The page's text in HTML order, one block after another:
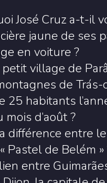
José Cruz a-t-il
jaune de ses
en voiture ?
village de
de Trás-
25 habitants
d’août ?
différence entre
Pastel de Belém »
entre